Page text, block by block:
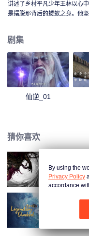
讲述了乡村平凡少年王林以心
是摆脱那背后的蝼蚁之身。他
剧集
仙逆_01
猜你喜欢
仙
雪
By using the
Privacy Policy
accordance